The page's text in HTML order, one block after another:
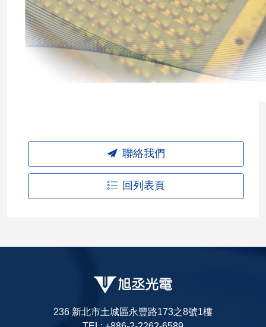
聯絡我們
回列表頁
236 新北市土城區永豐路173之8號1樓